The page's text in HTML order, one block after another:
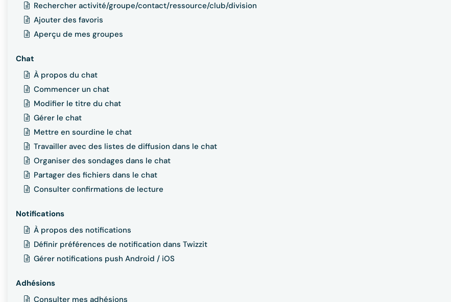
Rechercher activité/groupe/contact/ressource/club/division
Ajouter des favoris
Aperçu de mes groupes
Chat
À propos du chat
Commencer un chat
Modifier le titre du chat
Gérer le chat
Mettre en sourdine le chat
Travailler avec des listes de diffusion dans le chat
Organiser des sondages dans le chat
Partager des fichiers dans le chat
Consulter confirmations de lecture
Notifications
À propos des notifications
Définir préférences de notification dans Twizzit
Gérer notifications push Android / iOS
Adhésions
Consulter mes adhésions